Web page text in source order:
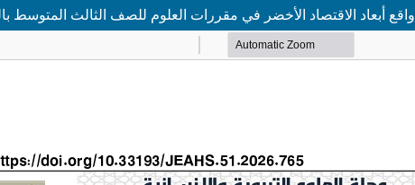
واقع أبعاد الاقتصاد الأخضر في مقررات العلوم للصف الثالث المتوسط